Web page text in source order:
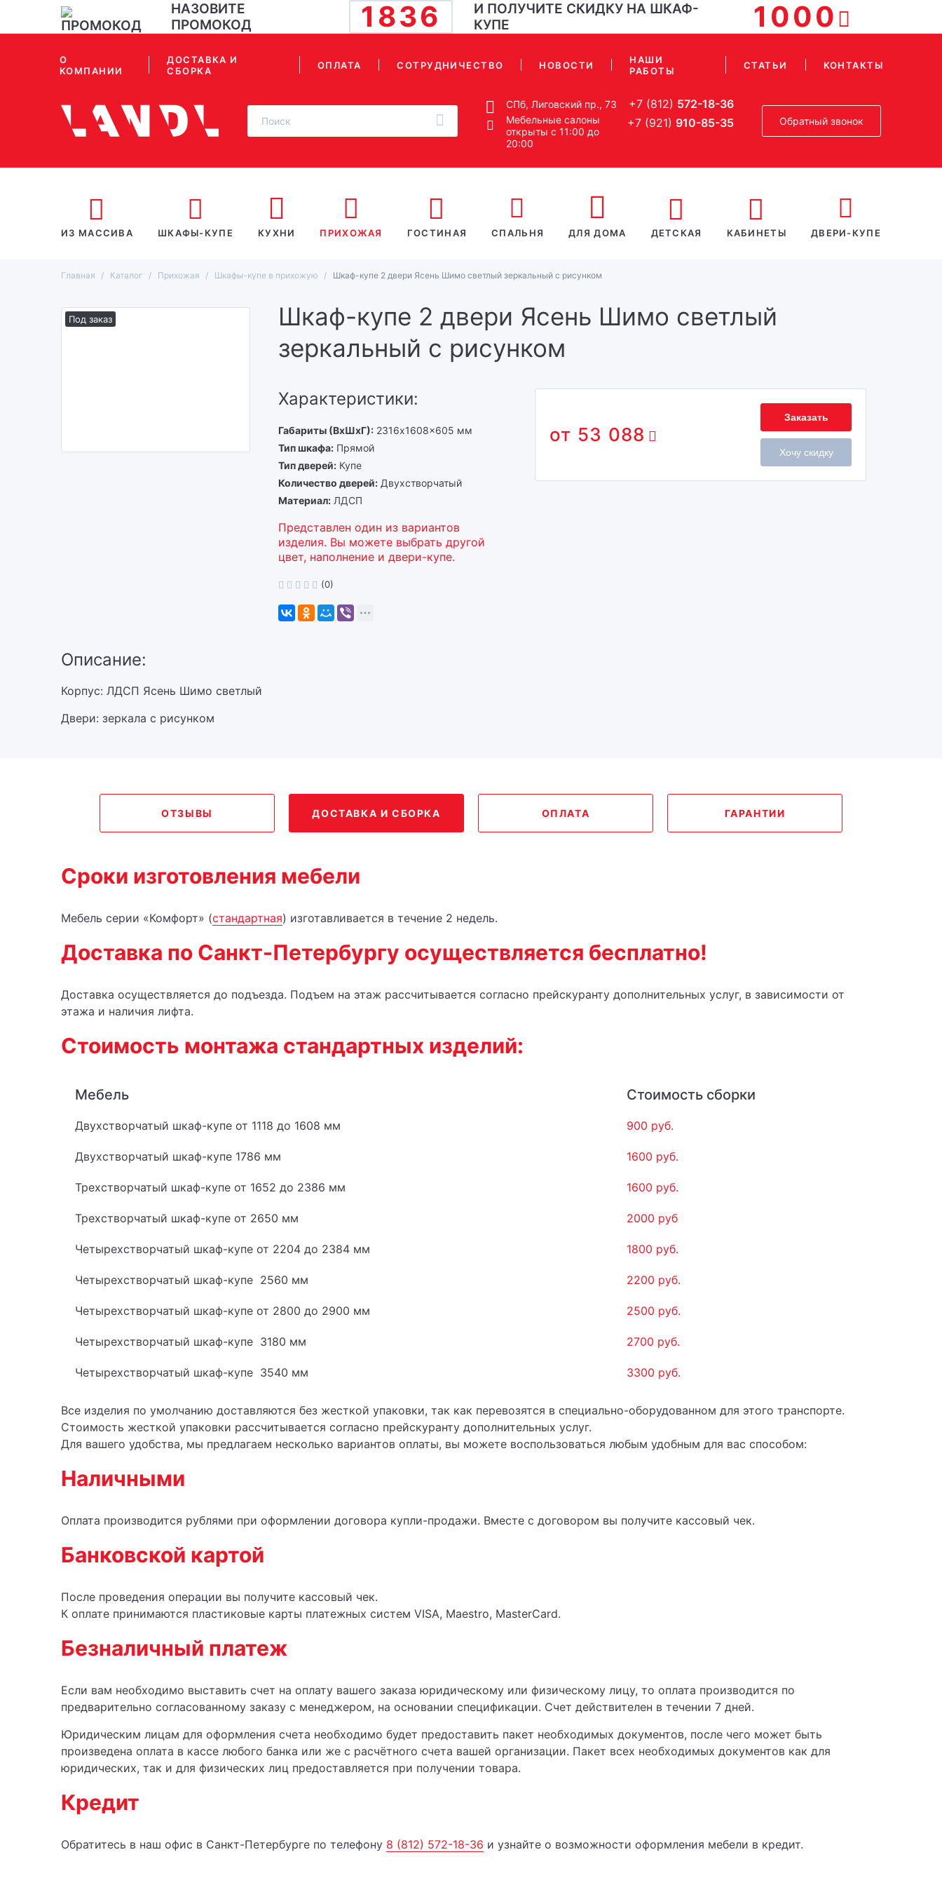
НАЗОВИТЕ
ПРОМОКОД
1836
И ПОЛУЧИТЕ СКИДКУ НА ШКАФ-
КУПЕ
1000
О
КОМПАНИИ
ДОСТАВКА И
СБОРКА
ОПЛАТА СОТРУДНИЧЕСТВО НОВОСТИ
НАШИ
РАБОТЫ
СТАТЬИ КОНТАКТЫ
СПб, Лиговский пр., 73 +7 (812) 572-18-36
Мебельные салоны
открыты с 11:00 до
20:00
+7 (921) 910-85-35 Обратный звонок
ИЗ МАССИВА ШКАФЫ-КУПЕ КУХНИ ПРИХОЖАЯ ГОСТИНАЯ СПАЛЬНЯ ДЛЯ ДОМА ДЕТСКАЯ КАБИНЕТЫ ДВЕРИ-КУПЕ
Главная Каталог Прихожая Шкафы-купе в прихожую Шкаф-купе 2 двери Ясень Шимо светлый зеркальный с рисунком
Под заказ
Шкаф-купе 2 двери Ясень Шимо светлый
зеркальный с рисунком
Характеристики:
Габариты (ВхШхГ) 2316x1608x605 мм
Тип шкафа Прямой
Тип дверей Купе
Количество дверей Двухстворчатый
Материал ЛДСП
Представлен один из вариантов
изделия. Вы можете выбрать другой
цвет, наполнение и двери-купе.
(0)
53 088
Заказать
Хочу скидку
Описание:
Корпус: ЛДСП Ясень Шимо светлый
Двери: зеркала с рисунком
ОТЗЫВЫ ДОСТАВКА И СБОРКА ОПЛАТА ГАРАНТИИ
Сроки изготовления мебели
Мебель серии «Комфорт» (стандартная) изготавливается в течение 2 недель.
Доставка по Санкт-Петербургу осуществляется бесплатно!
Доставка осуществляется до подъезда. Подъем на этаж рассчитывается согласно прейскуранту дополнительных услуг, в зависимости от
этажа и наличия лифта.
Стоимость монтажа стандартных изделий:
Мебель Стоимость сборки
Двухстворчатый шкаф-купе от 1118 до 1608 мм 900 руб.
Двухстворчатый шкаф-купе 1786 мм 1600 руб.
Трехстворчатый шкаф-купе от 1652 до 2386 мм 1600 руб.
Трехстворчатый шкаф-купе от 2650 мм 2000 руб
Четырехстворчатый шкаф-купе от 2204 до 2384 мм 1800 руб.
Четырехстворчатый шкаф-купе 2560 мм 2200 руб.
Четырехстворчатый шкаф-купе от 2800 до 2900 мм 2500 руб.
Четырехстворчатый шкаф-купе 3180 мм 2700 руб.
Четырехстворчатый шкаф-купе 3540 мм 3300 руб.
Все изделия по умолчанию доставляются без жесткой упаковки, так как перевозятся в специально-оборудованном для этого транспорте.
Стоимость жесткой упаковки рассчитывается согласно прейскуранту дополнительных услуг.
Для вашего удобства, мы предлагаем несколько вариантов оплаты, вы можете воспользоваться любым удобным для вас способом:
Наличными
Оплата производится рублями при оформлении договора купли-продажи. Вместе с договором вы получите кассовый чек.
Банковской картой
После проведения операции вы получите кассовый чек.
К оплате принимаются пластиковые карты платежных систем VISA, Maestro, MasterCard.
Безналичный платеж
Если вам необходимо выставить счет на оплату вашего заказа юридическому или физическому лицу, то оплата производится по
предварительно согласованному заказу с менеджером, на основании спецификации. Счет действителен в течении 7 дней.
Юридическим лицам для оформления счета необходимо будет предоставить пакет необходимых документов, после чего может быть
произведена оплата в кассе любого банка или же с расчётного счета вашей организации. Пакет всех необходимых документов как для
юридических, так и для физических лиц предоставляется при получении товара.
Кредит
Обратитесь в наш офис в Санкт-Петербурге по телефону 8 (812) 572-18-36 и узнайте о возможности оформления мебели в кредит.